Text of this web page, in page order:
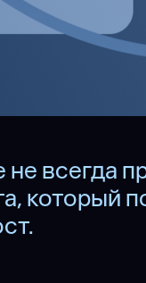
всегда
который